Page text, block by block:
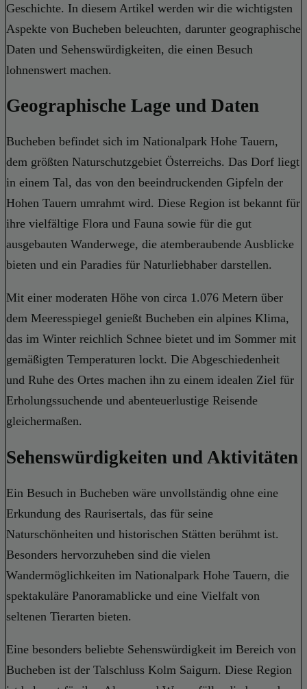
Geschichte. In diesem Artikel werden wir die wichtigsten
Aspekte von Bucheben beleuchten, darunter geographische
Daten und Sehenswürdigkeiten, die einen Besuch
lohnenswert machen.
Geographische Lage und Daten
Bucheben befindet sich im Nationalpark Hohe Tauern,
dem größten Naturschutzgebiet Österreichs. Das Dorf liegt
in einem Tal, das von den beeindruckenden Gipfeln der
Hohen Tauern umrahmt wird. Diese Region ist bekannt für
ihre vielfältige Flora und Fauna sowie für die gut
ausgebauten Wanderwege, die atemberaubende Ausblicke
bieten und ein Paradies für Naturliebhaber darstellen.
Mit einer moderaten Höhe von circa 1.076 Metern über
dem Meeresspiegel genießt Bucheben ein alpines Klima,
das im Winter reichlich Schnee bietet und im Sommer mit
gemäßigten Temperaturen lockt. Die Abgeschiedenheit
und Ruhe des Ortes machen ihn zu einem idealen Ziel für
Erholungssuchende und abenteuerlustige Reisende
gleichermaßen.
Sehenswürdigkeiten und Aktivitäten
Ein Besuch in Bucheben wäre unvollständig ohne eine
Erkundung des Raurisertals, das für seine
Naturschönheiten und historischen Stätten berühmt ist.
Besonders hervorzuheben sind die vielen
Wandermöglichkeiten im Nationalpark Hohe Tauern, die
spektakuläre Panoramablicke und eine Vielfalt von
seltenen Tierarten bieten.
Eine besonders beliebte Sehenswürdigkeit im Bereich von
Bucheben ist der Talschluss Kolm Saigurn. Diese Region